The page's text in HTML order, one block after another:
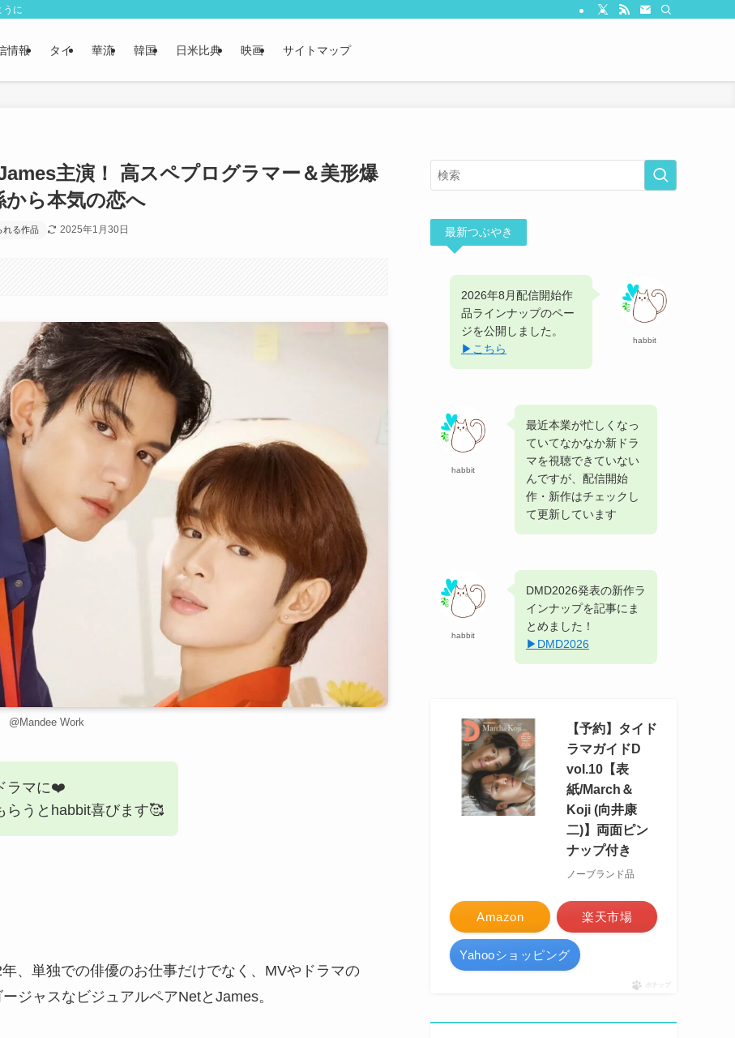
うに
情報 タイ 華流 韓国 日米比典 映画 サイトマップ
主演！ 高スペプログラマー＆美形爆
ら本気の恋へ
れる作品 2025年1月30日
@Mandee Work
ラマに❤️
らうとhabbit喜びます🥰
、単独での俳優のお仕事だけでなく、MVやドラマの
ジャスなビジュアルペアNetとJames。
最新つぶやき
habbit
2026年8月配信開始作
品ラインナップのペー
ジを公開しました。
▶︎こちら
habbit
最近本業が忙しくなっ
ていてなかなか新ドラ
マを視聴できていない
んですが、配信開始
作・新作はチェックし
て更新しています
habbit
DMD2026発表の新作ラ
インナップを記事にま
とめました！
▶︎DMD2026
【予約】タイド
ラマガイドD
vol.10【表
紙/March＆
Koji (向井康
二)】両面ピン
ナップ付き
ノーブランド品
Amazon 楽天市場
Yahooショッピング
ポチップ